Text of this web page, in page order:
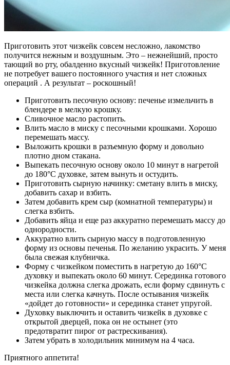
Приготовить этот чизкейк совсем несложно, лакомство
получится нежным и воздушным. Это – нежнейший, просто
тающий во рту, обалденно вкусный чизкейк! Приготовление
не потребует вашего постоянного участия и нет сложных
операций . А результат – роскошный!
Приготовить песочную основу: печенье измельчить в
блендере в мелкую крошку.
Сливочное масло растопить.
Влить масло в миску с песочными крошками. Хорошо
перемешать массу.
Выложить крошки в разъемную форму и довольно
плотно дном стакана.
Выпекать песочную основу около 10 минут в нагретой
до 180°C духовке, затем вынуть и остудить.
Приготовить сырную начинку: сметану влить в миску,
добавить сахар и взбить.
Затем добавить крем сыр (комнатной температуры) и
слегка взбить.
Добавить яйца и еще раз аккуратно перемешать массу до
однородности.
Аккуратно влить сырную массу в подготовленную
форму из основы печенья. По желанию украсить. У меня
была свежая клубничка.
Форму с чизкейком поместить в нагретую до 160°С
духовку и выпекать около 60 минут. Серединка готового
чизкейка должна слегка дрожать, если форму сдвинуть с
места или слегка качнуть. После остывания чизкейк
«дойдет до готовности» и серединка станет упругой.
Духовку выключить и оставить чизкейк в духовке с
открытой дверцей, пока он не остынет (это
предотвратит пирог от растрескивания).
Затем убрать в холодильник минимум на 4 часа.
Приятного аппетита!